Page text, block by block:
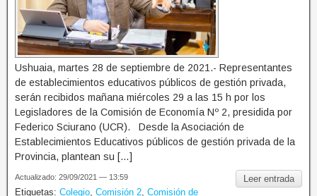
Ushuaia, martes 28 de septiembre de 2021.- Representantes
de establecimientos educativos públicos de gestión privada,
serán recibidos mañana miércoles 29 a las 15 h por los
Legisladores de la Comisión de Economía Nº 2, presidida por
Federico Sciurano (UCR). Desde la Asociación de
Establecimientos Educativos públicos de gestión privada de la
Provincia, plantean su […]
Leer entrada
Actualizado: 29/09/2021 — 13:59
Etiquetas: Colegio Comisión 2 Comisión de